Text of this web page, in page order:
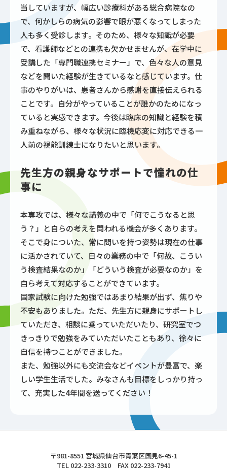
当していますが、幅広い診療科がある総合病院なの
で、何かしらの病気の影響で眼が悪くなってしまった
人も多く受診します。そのため、様々な知識が必要
で、看護師などとの連携も欠かせませんが、在学中に
受講した「専門職連携セミナー」で、色々な人の意見
などを聞いた経験が生きているなと感じています。仕
事のやりがいは、患者さんから感謝を直接伝えられる
ことです。自分がやっていることが誰かのためになっ
ていると実感できます。今後は臨床の知識と経験を積
み重ねながら、様々な状況に臨機応変に対応できる一
人前の視能訓練士になりたいと思います。
先生方の親身なサポートで憧れの仕
事に
本専攻では、様々な講義の中で「何でこうなると思
う？」と自らの考えを問われる機会が多くあります。
そこで身についた、常に問いを持つ姿勢は現在の仕事
に活かされていて、日々の業務の中で「何故、こうい
う検査結果なのか」「どういう検査が必要なのか」を
自ら考えて対応することができています。
国家試験に向けた勉強ではあまり結果が出ず、焦りや
不安もありました。ただ、先生方に親身にサポートし
ていただき、相談に乗っていただいたり、研究室でつ
きっきりで勉強をみていただいたこともあり、徐々に
自信を持つことができました。
また、勉強以外にも交流会などイベントが豊富で、楽
しい学生生活でした。みなさんも目標をしっかり持っ
て、充実した4年間を送ってください！
東北文化学園大学
〒981-8551 宮城県仙台市青葉区国見6-45-1
TEL 022-233-3310 FAX 022-233-7941